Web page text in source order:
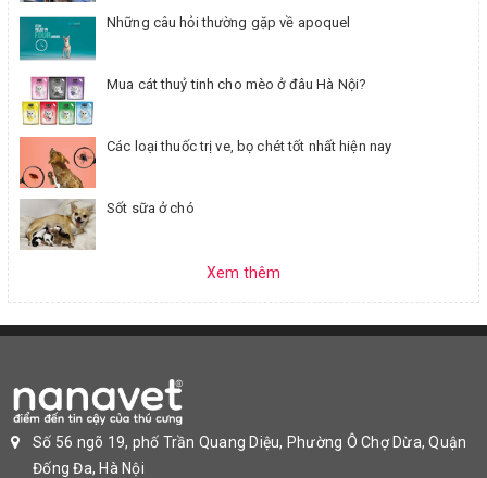
Những câu hỏi thường gặp về apoquel
Mua cát thuỷ tinh cho mèo ở đâu Hà Nội?
Các loại thuốc trị ve, bọ chét tốt nhất hiện nay
Sốt sữa ở chó
Xem thêm
Số 56 ngõ 19, phố Trần Quang Diệu, Phường Ô Chợ Dừa, Quận
Đống Đa, Hà Nội